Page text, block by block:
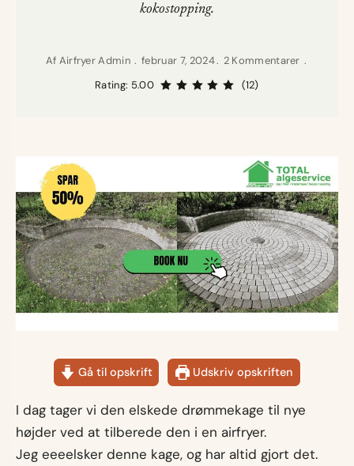
kokostopping.
Af Airfryer Admin februar 7, 2024
2 Kommentarer
Rating: 5.00
(12)
Gå til opskrift Udskriv opskriften
I dag tager vi den elskede drømmekage til nye
højder ved at tilberede den i en airfryer.
Jeg eeeelsker denne kage, og har altid gjort det.